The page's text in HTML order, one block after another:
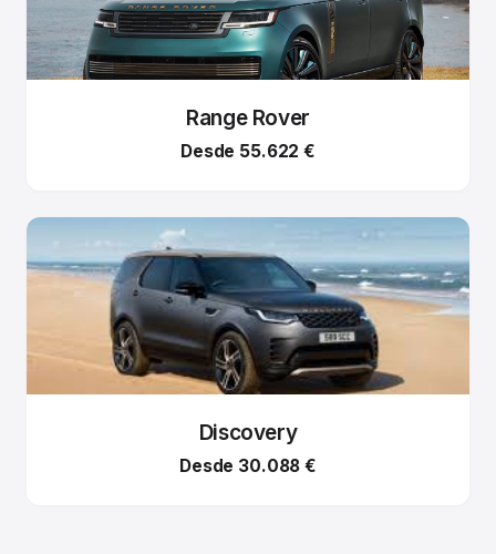
Range Rover
Desde 55.622 €
Discovery
Desde 30.088 €